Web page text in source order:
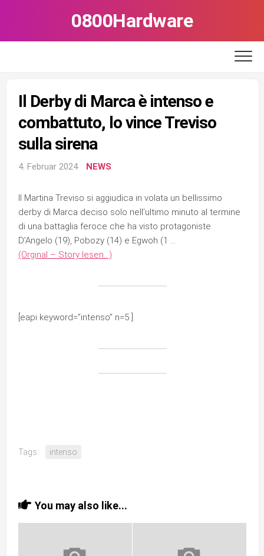
0800Hardware
Il Derby di Marca è intenso e
combattuto, lo vince Treviso
sulla sirena
4. Februar 2024 NEWS
Il Martina Treviso si aggiudica in volata un bellissimo
derby di Marca deciso solo nell’ultimo minuto al termine
di una battaglia feroce che ha visto protagoniste
D’Angelo (19), Pobozy (14) e Egwoh (1 …
(Orginal – Story lesen…)
[eapi keyword=”intenso” n=5 ]
Tags: intenso
You may also like...